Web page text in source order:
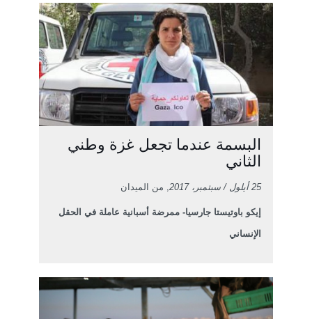
البسمة عندما تجعل غزة وطني
الثاني
25 أيلول / سبتمبر، 2017 , من الميدان
إيكو باوتيستا جارسيا- ممرضة أسبانية عاملة في الحقل
الإنساني